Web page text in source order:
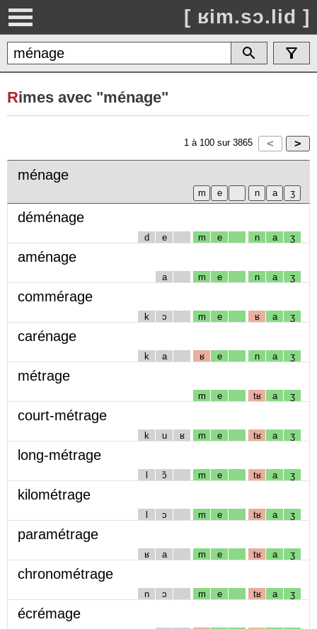
[ ʁim.sɔ.lid ]
Rimes avec "ménage"
1 à 100 sur 3865
ménage
déménage
d e m e n a ʒ
aménage
a m e n a ʒ
commérage
k ɔ m e ʁ a ʒ
carénage
k a ʁ e n a ʒ
métrage
m e tʁ a ʒ
court-métrage
k u ʁ m e tʁ a ʒ
long-métrage
l ɔ̃ m e tʁ a ʒ
kilométrage
l ɔ m e tʁ a ʒ
paramétrage
ʁ a m e tʁ a ʒ
chronométrage
n ɔ m e tʁ a ʒ
écrémage